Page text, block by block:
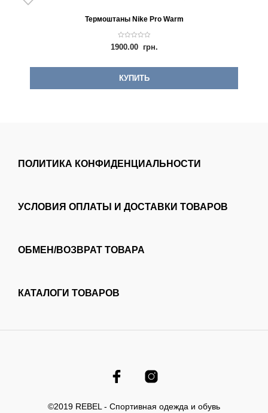
Термоштаны Nike Pro Warm
0
o
o
5
1900.00 грн.
КУПИТЬ
ПОЛИТИКА КОНФИДЕНЦИАЛЬНОСТИ
УСЛОВИЯ ОПЛАТЫ И ДОСТАВКИ ТОВАРОВ
ОБМЕН/ВОЗВРАТ ТОВАРА
КАТАЛОГИ ТОВАРОВ
©2019 REBEL - Спортивная одежда и обувь